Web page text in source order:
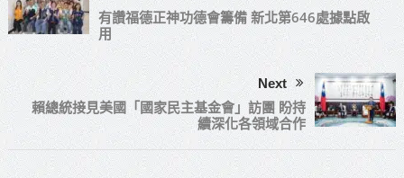
有讚福德正神功德會籌備 新北第646處據點啟
用
Next
賴總統接見美國「國家民主基金會」訪團 盼持
續深化各領域合作